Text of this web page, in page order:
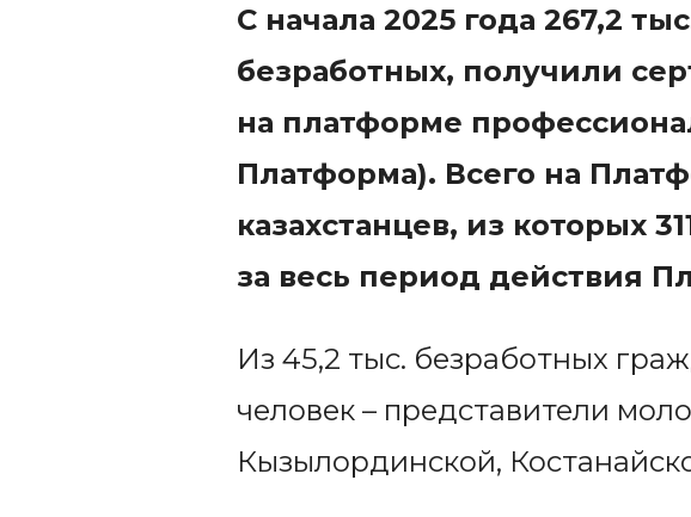
С начала 2025 года 267,2
безработных, получили
на платформе
Платформа). Всего на
казахстанцев, из которых
за весь период действия
Из 45,2 тыс. безработных
человек – представители
Кызылординской,